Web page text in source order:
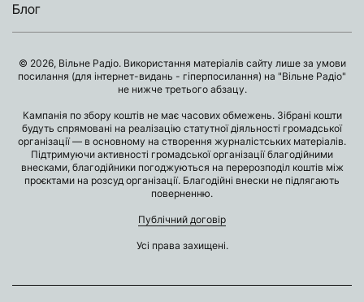
Блог
© 2026, Вільне Радіо. Використання матеріалів сайту лише за умови
посилання (для інтернет-видань - гіперпосилання) на "Вільне Радіо"
не нижче третього абзацу.
Кампанія по збору коштів не має часових обмежень. Зібрані кошти
будуть спрямовані на реалізацію статутної діяльності громадської
організації — в основному на створення журналістських матеріалів.
Підтримуючи активності громадської організації благодійними
внесками, благодійники погоджуються на перерозподіл коштів між
проєктами на розсуд організації. Благодійні внески не підлягають
поверненню.
Публічний договір
Усі права захищені.